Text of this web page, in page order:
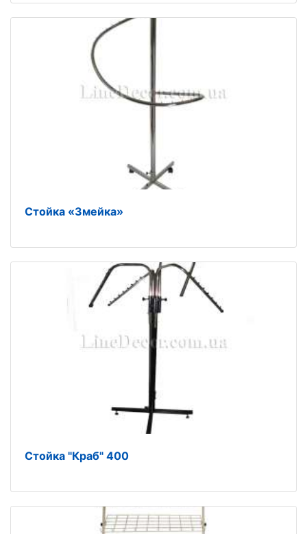
Стойка «Змейка»
Стойка "Краб" 400